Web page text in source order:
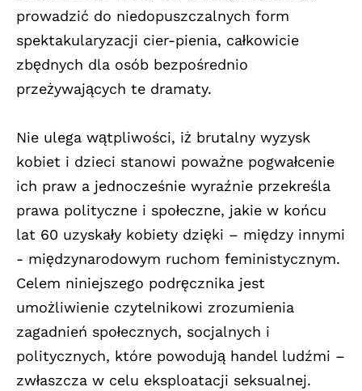
prowadzić do niedopuszczalnych form
spektakularyzacji cier-pienia, całkowicie
zbędnych dla osób bezpośrednio
przeżywających te dramaty.
Nie ulega wątpliwości, iż brutalny wyzysk
kobiet i dzieci stanowi poważne pogwałcenie
ich praw a jednocześnie wyraźnie przekreśla
prawa polityczne i społeczne, jakie w końcu
lat 60 uzyskały kobiety dzięki – między innymi
- międzynarodowym ruchom feministycznym.
Celem niniejszego podręcznika jest
umożliwienie czytelnikowi zrozumienia
zagadnień społecznych, socjalnych i
politycznych, które powodują handel ludźmi –
zwłaszcza w celu eksploatacji seksualnej.